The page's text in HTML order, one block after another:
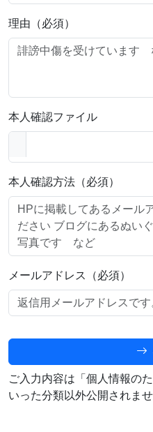
理由（必須）
本人確認ファイル
本人確認方法（必須）
メールアドレス（必須）
ご入力内容は「個人情報の
いった分類以外公開されま